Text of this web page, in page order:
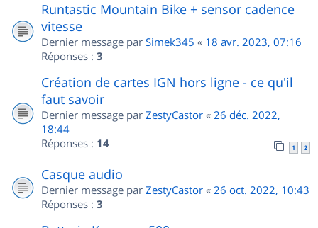
Runtastic Mountain Bike + sensor cadence
vitesse
Dernier message par Simek345 « 18 avr. 2023, 07:16
Réponses : 3
Création de cartes IGN hors ligne - ce qu'il
faut savoir
Dernier message par ZestyCastor « 26 déc. 2022,
18:44
Réponses : 14 1 2
Casque audio
Dernier message par ZestyCastor « 26 oct. 2022, 10:43
Réponses : 3